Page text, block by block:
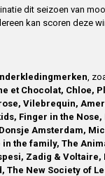
dit seizoen van
kan scoren deze
,
et Chocolat, Chloe,
Vilebrequin,
Finger in the Nose,
Amsterdam,
the family, The
Zadig & Voltaire,
The New Society of